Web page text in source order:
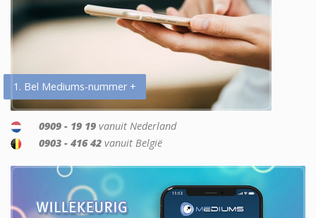
1. Bel Mediums-nummer +
0909 - 19 19 vanuit Nederland
0903 - 416 42 vanuit België